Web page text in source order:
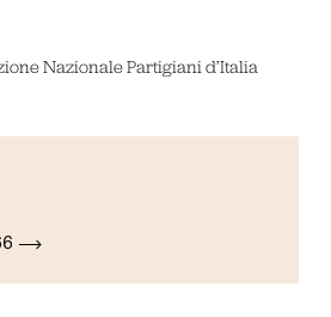
Nazionale Partigiani d’Italia